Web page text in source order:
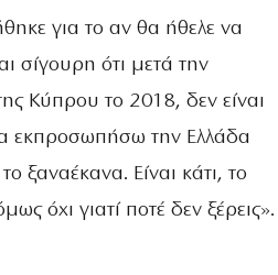
για το αν θα ήθελε να
σίγουρη ότι μετά την
Κύπρου το 2018, δεν είναι
εκπροσωπήσω την Ελλάδα
ξαναέκανα. Είναι κάτι, το
όχι γιατί ποτέ δεν ξέρεις».